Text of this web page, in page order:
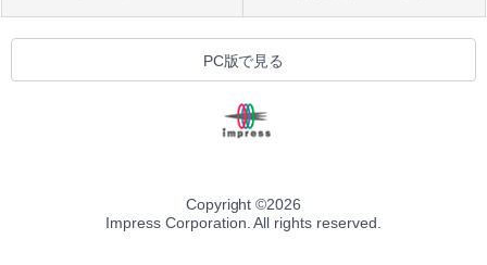
PC版で見る
Copyright ©2026
Impress Corporation. All rights reserved.